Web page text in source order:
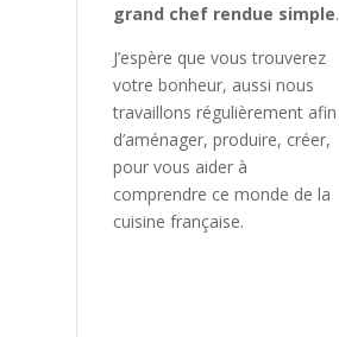
grand chef rendue simple.
J’espère que vous trouverez
votre bonheur, aussi nous
travaillons régulièrement afin
d’aménager, produire, créer,
pour vous aider à
comprendre ce monde de la
cuisine française.